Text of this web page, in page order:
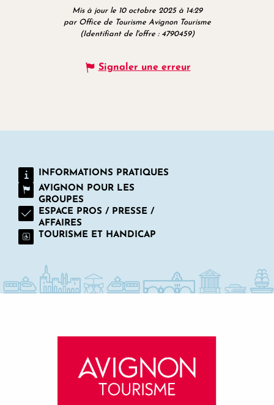
Mis à jour le 10 octobre 2025 à 14:29
par Office de Tourisme Avignon Tourisme
(Identifiant de l'offre : 4790459)
Signaler une erreur
INFORMATIONS PRATIQUES
AVIGNON POUR LES
GROUPES
ESPACE PROS / PRESSE /
AFFAIRES
TOURISME ET HANDICAP